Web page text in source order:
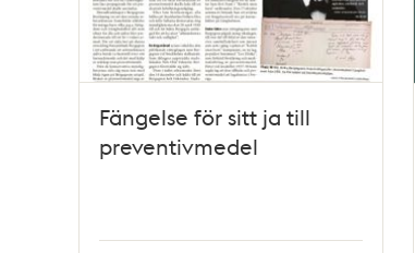
Fängelse för sitt ja till
preventivmedel